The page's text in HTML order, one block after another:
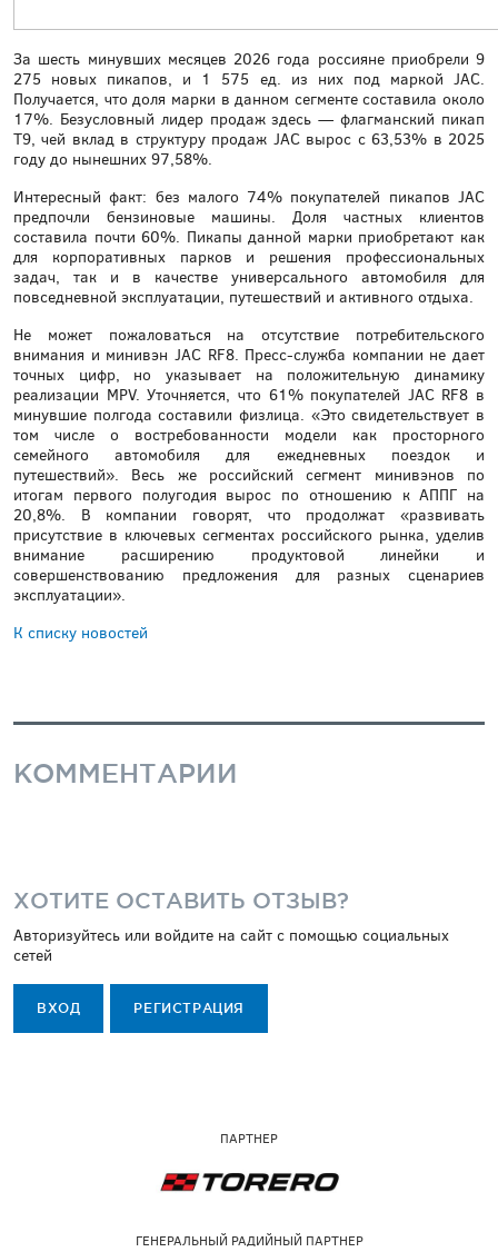
За шесть минувших месяцев 2026 года россияне приобрели 9
275 новых пикапов, и 1 575 ед. из них под маркой JAC.
Получается, что доля марки в данном сегменте составила около
17%. Безусловный лидер продаж здесь — флагманский пикап
T9, чей вклад в структуру продаж JAC вырос с 63,53% в 2025
году до нынешних 97,58%.
Интересный факт: без малого 74% покупателей пикапов JAC
предпочли бензиновые машины. Доля частных клиентов
составила почти 60%. Пикапы данной марки приобретают как
для корпоративных парков и решения профессиональных
задач, так и в качестве универсального автомобиля для
повседневной эксплуатации, путешествий и активного отдыха.
Не может пожаловаться на отсутствие потребительского
внимания и минивэн JAC RF8. Пресс-служба компании не дает
точных цифр, но указывает на положительную динамику
реализации MPV. Уточняется, что 61% покупателей JAC RF8 в
минувшие полгода составили физлица. «Это свидетельствует в
том числе о востребованности модели как просторного
семейного автомобиля для ежедневных поездок и
путешествий». Весь же российский сегмент минивэнов по
итогам первого полугодия вырос по отношению к АППГ на
20,8%. В компании говорят, что продолжат «развивать
присутствие в ключевых сегментах российского рынка, уделив
внимание расширению продуктовой линейки и
совершенствованию предложения для разных сценариев
эксплуатации».
К списку новостей
КОММЕНТАРИИ
ХОТИТЕ ОСТАВИТЬ ОТЗЫВ?
Авторизуйтесь или войдите на сайт с помощью социальных
сетей
ВХОД РЕГИСТРАЦИЯ
ПАРТНЕР
ГЕНЕРАЛЬНЫЙ РАДИЙНЫЙ ПАРТНЕР